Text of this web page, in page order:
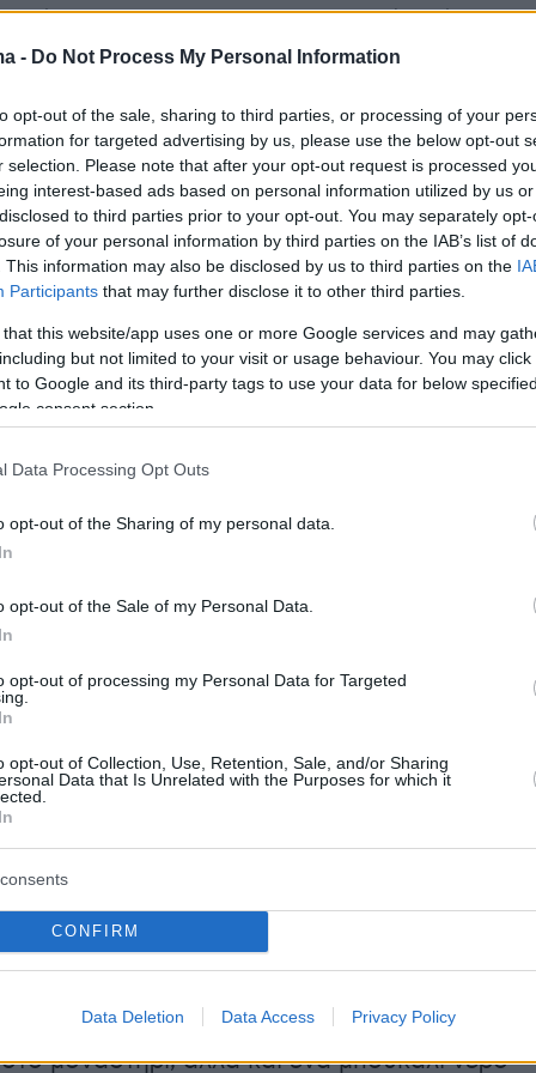
- Do Not Process My Personal Information
opt-out of the sale, sharing to third parties, or processing of your
for targeted advertising by us, please use the below opt-out
selection. Please note that after your opt-out request is processed
interest-based ads based on personal information utilized by us
to third parties prior to your opt-out. You may separately
of your personal information by third parties on the IAB’s list of
This information may also be disclosed by us to third parties on the
Participants that may further disclose it to other third parties.
that this website/app uses one or more Google services and may
but not limited to your visit or usage behaviour. You may
to Google and its third-party tags to use your data for below
consent section.
Data Processing Opt Outs
opt-out of the Sharing of my personal data.
opt-out of the Sale of my Personal Data.
opt-out of processing my Personal Data for Targeted
opt-out of Collection, Use, Retention, Sale, and/or Sharing
Data that Is Unrelated with the Purposes for which it
CONFIRM
Data Deletion Data Access Privacy Policy
τον 45χρονο, με καταγωγή από την
διαμένει μόνιμα στη Γερμανία τα
και τη δύναμη να προστατεύσει τόσο
και την 39χρονη Γερμανίδα φίλη του.
κατάφεραν το Σάββατο να σκαρφαλώσουν
και να παραμείνουν σε μια βραχοσκεπή.
ο 45χρονος άνδρας, δεδομένων των
καιρικών συνθηκών, κατάφερε να
μέσα στα φουρτουνιασμένα κύματα μέχρι τη
για να ζητήσει βοήθεια ενώ η 39χρονη
Λιμενικό
για να την παραλάβουν, με την
απεγκλωβισμού της να ολοκληρώνεται
εξαντλημένου ανθρώπου που φορούσε
μέρος από το εσώρουχό του ξάφνιασε
τον άνθρωπο που λειτουργεί το κυλικείο που
βάλτε ένα ρούχο»
είπε ο άνθρωπος αυτός στον
άνδρα που είχε απέναντί του. «Είμαι ο
και ζήτησε να δει δύο συγγενείς του που
μοναστήρι, αλλά και ένα μπουκάλι νερό